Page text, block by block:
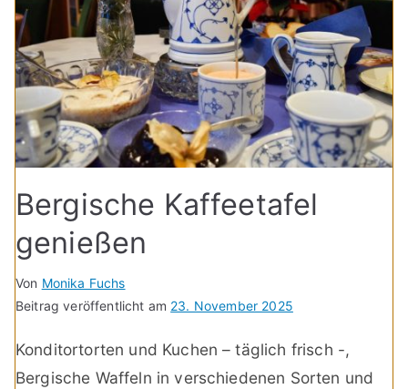
Bergische Kaffeetafel
genießen
Von Monika Fuchs
Beitrag veröffentlicht am 23. November 2025
Konditortorten und Kuchen – täglich frisch -,
Bergische Waffeln in verschiedenen Sorten und